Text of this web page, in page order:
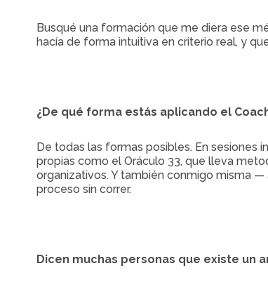
Busqué una formación que me diera ese
hacía de forma intuitiva en criterio real, y
¿De qué forma estás aplicando el
De todas las formas posibles. En sesiones
propias como el Oráculo 33, que lleva
organizativos. Y también conmigo misma
proceso sin correr.
Dicen muchas personas que existe un